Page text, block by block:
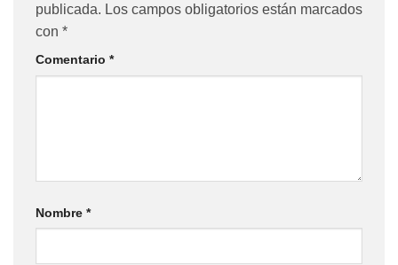
publicada. Los campos obligatorios están marcados
con *
Comentario *
Nombre *